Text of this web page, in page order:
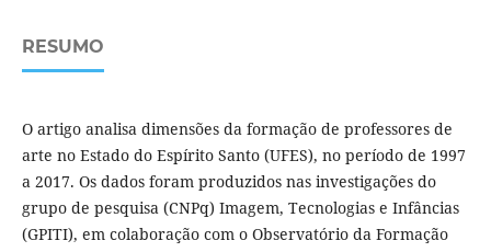
RESUMO
O artigo analisa dimensões da formação de professores de
arte no Estado do Espírito Santo (UFES), no período de 1997
a 2017. Os dados foram produzidos nas investigações do
grupo de pesquisa (CNPq) Imagem, Tecnologias e Infâncias
(GPITI), em colaboração com o Observatório da Formação